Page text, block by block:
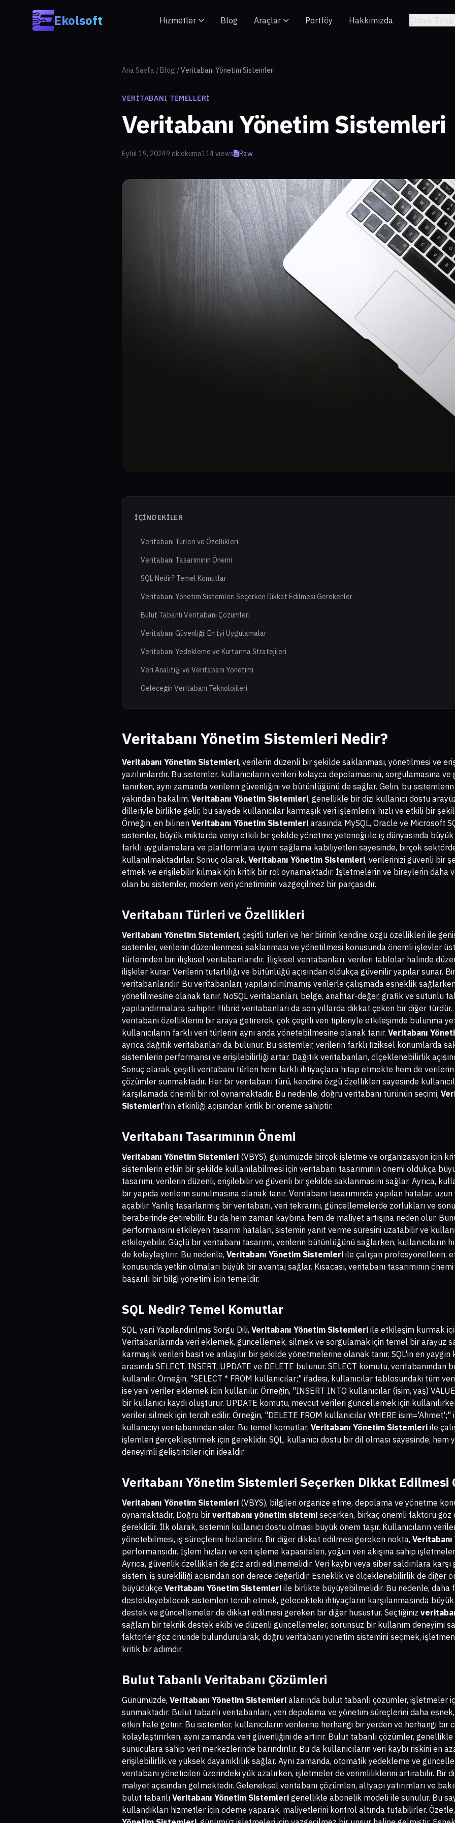
Ekolsoft Hizmetler Blog Araçlar Portföy Hakkımızda Çocuk Zeka
Ana Sayfa / Blog /Veritabanı Yönetim Sistemleri
VERITABANI TEMELLERI
Veritabanı Yönetim Sistemleri
Eylül 19, 20249 dk okuma114 views Raw
İÇINDEKILER
Veritabanı Türleri ve Özellikleri
Veritabanı Tasarımının Önemi
SQL Nedir? Temel Komutlar
Veritabanı Yönetim Sistemleri Seçerken Dikkat Edilmesi Gerekenler
Bulut Tabanlı Veritabanı Çözümleri
Veritabanı Güvenliği: En İyi Uygulamalar
Veritabanı Yedekleme ve Kurtarma Stratejileri
Veri Analitiği ve Veritabanı Yönetimi
Geleceğin Veritabanı Teknolojileri
Veritabanı Yönetim Sistemleri Nedir?
Veritabanı Yönetim Sistemleri, verilerin düzenli bir şekilde saklanması, yönetilmesi ve
yazılımlardır. Bu sistemler, kullanıcıların verileri kolayca depolamasına, sorgulamasına
tanırken, aynı zamanda verilerin güvenliğini ve bütünlüğünü de sağlar. Gelin, bu
yakından bakalım. Veritabanı Yönetim Sistemleri, genellikle bir dizi kullanıcı dostu
dilleriyle birlikte gelir, bu sayede kullanıcılar karmaşık veri işlemlerini hızlı ve etkili bir
Örneğin, en bilinen Veritabanı Yönetim Sistemleri arasında MySQL, Oracle ve Microsoft
sistemler, büyük miktarda veriyi etkili bir şekilde yönetme yeteneği ile iş dünyasında büyük
farklı uygulamalara ve platformlara uyum sağlama kabiliyetleri sayesinde, birçok
kullanılmaktadırlar. Sonuç olarak, Veritabanı Yönetim Sistemleri, verilerinizi güvenli bir
etmek ve erişilebilir kılmak için kritik bir rol oynamaktadır. İşletmelerin ve bireylerin daha
olan bu sistemler, modern veri yönetiminin vazgeçilmez bir parçasıdır.
Veritabanı Türleri ve Özellikleri
Veritabanı Yönetim Sistemleri, çeşitli türleri ve her birinin kendine özgü özellikleri ile
sistemler, verilerin düzenlenmesi, saklanması ve yönetilmesi konusunda önemli işlevler
türlerinden biri ilişkisel veritabanlarıdır. İlişkisel veritabanları, verileri tablolar halinde
ilişkiler kurar. Verilerin tutarlılığı ve bütünlüğü açısından oldukça güvenilir yapılar sunar.
veritabanlarıdır. Bu veritabanları, yapılandırılmamış verilerle çalışmada esneklik
yönetilmesine olanak tanır. NoSQL veritabanları, belge, anahtar-değer, grafik ve sütunlu
yapılandırmalara sahiptir. Hibrid veritabanları da son yıllarda dikkat çeken bir diğer
veritabanı özelliklerini bir araya getirerek, çok çeşitli veri tipleriyle etkileşimde bulunma
kullanıcıların farklı veri türlerini aynı anda yönetebilmesine olanak tanır. Veritabanı
ayrıca dağıtık veritabanları da bulunur. Bu sistemler, verilerin farklı fiziksel konumlarda
sistemlerin performansı ve erişilebilirliği artar. Dağıtık veritabanları, ölçeklenebilirlik
Sonuç olarak, çeşitli veritabanı türleri hem farklı ihtiyaçlara hitap etmekte hem de
çözümler sunmaktadır. Her bir veritabanı türü, kendine özgü özellikleri sayesinde
karşılamada önemli bir rol oynamaktadır. Bu nedenle, doğru veritabanı türünün seçimi,
Sistemleri'nin etkinliği açısından kritik bir öneme sahiptir.
Veritabanı Tasarımının Önemi
Veritabanı Yönetim Sistemleri (VBYS), günümüzde birçok işletme ve organizasyon için
sistemlerin etkin bir şekilde kullanılabilmesi için veritabanı tasarımının önemi oldukça
tasarımı, verilerin düzenli, erişilebilir ve güvenli bir şekilde saklanmasını sağlar. Ayrıca,
bir yapıda verilerin sunulmasına olanak tanır. Veritabanı tasarımında yapılan hatalar,
açabilir. Yanlış tasarlanmış bir veritabanı, veri tekrarını, güncellemelerde zorlukları ve
beraberinde getirebilir. Bu da hem zaman kaybına hem de maliyet artışına neden olur.
performansını etkileyen tasarım hataları, sistemin yanıt verme süresini uzatabilir ve
etkileyebilir. Güçlü bir veritabanı tasarımı, verilerin bütünlüğünü sağlarken, kullanıcıların
de kolaylaştırır. Bu nedenle, Veritabanı Yönetim Sistemleri ile çalışan profesyonellerin,
konusunda yetkin olmaları büyük bir avantaj sağlar. Kısacası, veritabanı tasarımının
başarılı bir bilgi yönetimi için temeldir.
SQL Nedir? Temel Komutlar
SQL, yani Yapılandırılmış Sorgu Dili, Veritabanı Yönetim Sistemleri ile etkileşim kurmak
Veritabanlarında veri eklemek, güncellemek, silmek ve sorgulamak için temel bir arayüz
karmaşık verileri basit ve anlaşılır bir şekilde yönetmelerine olanak tanır. SQL'in en
arasında SELECT, INSERT, UPDATE ve DELETE bulunur. SELECT komutu,
kullanılır. Örneğin, "SELECT * FROM kullanıcılar;" ifadesi, kullanıcılar tablosundaki tüm
ise yeni veriler eklemek için kullanılır. Örneğin, "INSERT INTO kullanıcılar (isim, yaş)
bir kullanıcı kaydı oluşturur. UPDATE komutu, mevcut verileri güncellemek için
verileri silmek için tercih edilir. Örneğin, "DELETE FROM kullanıcılar WHERE isim='Ahmet';"
kullanıcıyı veritabanından siler. Bu temel komutlar, Veritabanı Yönetim Sistemleri ile
işlemleri gerçekleştirmek için gereklidir. SQL, kullanıcı dostu bir dil olması sayesinde, hem
deneyimli geliştiriciler için idealdir.
Veritabanı Yönetim Sistemleri Seçerken Dikkat Edilmesi
Veritabanı Yönetim Sistemleri (VBYS), bilgileri organize etme, depolama ve yönetme
oynamaktadır. Doğru bir veritabanı yönetim sistemi seçerken, birkaç önemli faktörü
gereklidir. İlk olarak, sistemin kullanıcı dostu olması büyük önem taşır. Kullanıcıların
yönetebilmesi, iş süreçlerini hızlandırır. Bir diğer dikkat edilmesi gereken nokta,
performansıdır. İşlem hızları ve veri işleme kapasiteleri, yoğun veri akışına sahip
Ayrıca, güvenlik özellikleri de göz ardı edilmemelidir. Veri kaybı veya siber saldırılara
sistem, iş sürekliliği açısından son derece değerlidir. Esneklik ve ölçeklenebilirlik de diğer
büyüdükçe Veritabanı Yönetim Sistemleri ile birlikte büyüyebilmelidir. Bu nedenle, daha
destekleyebilecek sistemleri tercih etmek, gelecekteki ihtiyaçların karşılanmasında
destek ve güncellemeler de dikkat edilmesi gereken bir diğer husustur. Seçtiğiniz
sağlam bir teknik destek ekibi ve düzenli güncellemeler, sorunsuz bir kullanım deneyimi
faktörler göz önünde bulundurularak, doğru veritabanı yönetim sistemini seçmek,
kritik bir adımdır.
Bulut Tabanlı Veritabanı Çözümleri
Günümüzde, Veritabanı Yönetim Sistemleri alanında bulut tabanlı çözümler, işletmeler
sunmaktadır. Bulut tabanlı veritabanları, veri depolama ve yönetim süreçlerini daha
etkin hale getirir. Bu sistemler, kullanıcıların verilerine herhangi bir yerden ve herhangi bir
kolaylaştırırken, aynı zamanda veri güvenliğini de artırır. Bulut tabanlı çözümler,
sunuculara sahip veri merkezlerinde barındırılır. Bu da kullanıcıların veri kaybı riskini en
erişilebilirlik ve yüksek dayanıklılık sağlar. Aynı zamanda, otomatik yedekleme ve
veritabanı yöneticileri üzerindeki yük azalırken, işletmeler de verimliliklerini artırabilir. Bir
maliyet açısından gelmektedir. Geleneksel veritabanı çözümleri, altyapı yatırımları ve
bulut tabanlı Veritabanı Yönetim Sistemleri genellikle abonelik modeli ile sunulur. Bu
kullandıkları hizmetler için ödeme yaparak, maliyetlerini kontrol altında tutabilirler.